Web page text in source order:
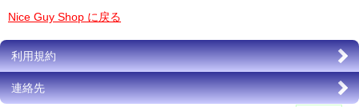
Nice Guy Shop に戻る
利用規約
連絡先